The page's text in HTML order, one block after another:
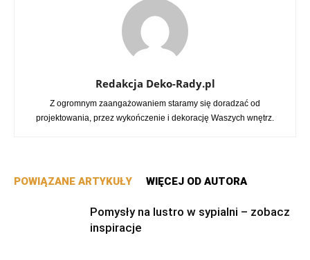
Redakcja Deko-Rady.pl
Z ogromnym zaangażowaniem staramy się doradzać od
projektowania, przez wykończenie i dekorację Waszych wnętrz.
POWIĄZANE ARTYKUŁY WIĘCEJ OD AUTORA
Pomysły na lustro w sypialni – zobacz
inspiracje